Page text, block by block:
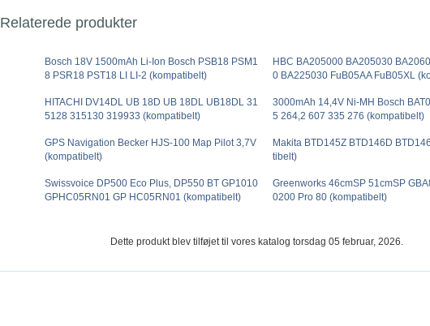
Relaterede produkter
Bosch 18V 1500mAh Li-Ion Bosch PSB18 PSM1
8 PSR18 PST18 LI LI-2 (kompatibelt)
HBC BA205000 BA205030
0 BA225030 FuB05AA FuB05XL
HITACHI DV14DL UB 18D UB 18DL UB18DL 31
5128 315130 319933 (kompatibelt)
3000mAh 14,4V Ni-MH Bosch
5 264,2 607 335 276 (kompatibelt)
GPS Navigation Becker HJS-100 Map Pilot 3,7V
(kompatibelt)
Makita BTD145Z BTD146D
tibelt)
Swissvoice DP500 Eco Plus, DP550 BT GP1010
GPHC05RN01 GP HC05RN01 (kompatibelt)
Greenworks 46cmSP 51cmSP
0200 Pro 80 (kompatibelt)
Dette produkt blev tilføjet til vores katalog torsdag 05 februar, 2026.